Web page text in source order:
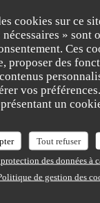
cookies sur ce
»
Ces
proposer des
vos
un
Tout refuser
des données à
de gestion des
nous passons
de la serveuse et du